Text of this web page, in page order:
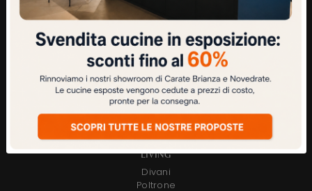
LIVING
Divani
Poltrone
ZONA NOTTE
Letti
Camerette
Armadi
Comodini
Chi Siamo
Showroom di Novedrate
Contatti